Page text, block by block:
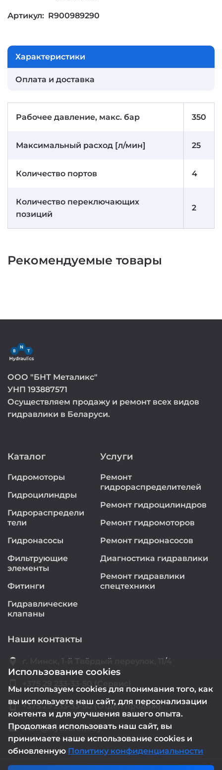
Артикул: R900989290
Характеристики
Оплата и доставка
Рабочее давление, макс. бар 350
Максимальный расход [л/мин] 25
Количество портов 4
Количество переключающих
позиций
2
Рекомендуемые товары
ООО "БНТ Металикс"
УНП 193887571
Осуществляем продажу и ремонт всех видов
гидравлики в Беларуси.
Каталог
Гидромоторы
Гидроцилиндры
Гидрораспредели
тели
Гидронасосы
Фильтрующие
элементы
Фитинги
Гидравлические
клапаны
Услуги
Ремонт
гидрораспределителей
Ремонт гидроцилиндров
Ремонт гидромоторов
Ремонт гидронасосов
Диагностика гидравлики
Ремонт гидравлики
спецтехники
Наши контакты
location_on г. Минск, 1-й Твёрдый переулок, 11/4
smartphone +375 29 233-33-50 (Сервис)
smartphone +375 29 233-33-50 (Отдел продаж)
email mail@hydrorem.by
Использование cookies
Мы используем cookies для понимания того, как
вы используете наш сайт, для персонализации
контента и для улучшения вашего опыта.
Продолжая использовать наш сайт, вы
принимаете наше использование cookies и
обновленную Политику конфиденциальности